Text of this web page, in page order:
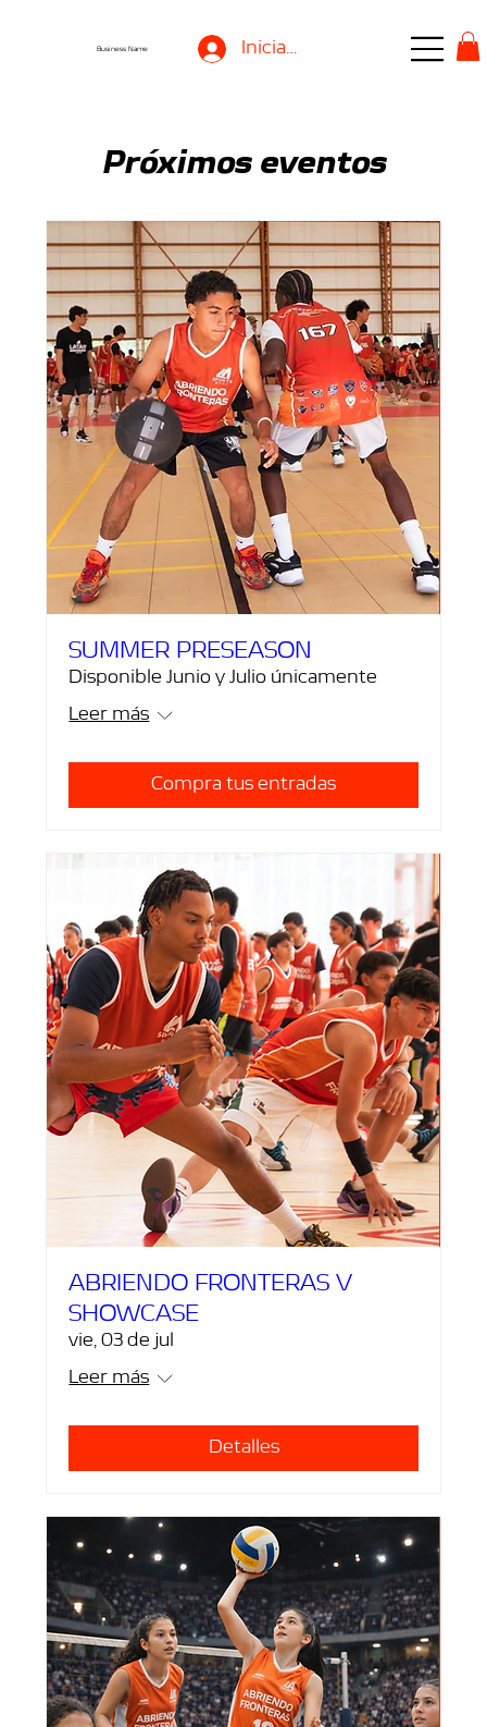
Business Name Iniciar sesión
Próximos eventos
SUMMER PRESEASON
Disponible Junio y Julio únicamente
Leer más
Compra tus entradas
ABRIENDO FRONTERAS V
SHOWCASE
vie, 03 de jul
Leer más
Detalles